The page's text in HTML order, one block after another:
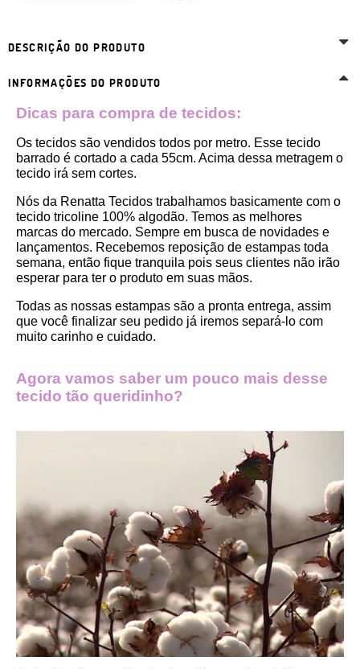
DESCRIÇÃO DO PRODUTO
INFORMAÇÕES DO PRODUTO
Dicas para compra de tecidos:
Os tecidos são vendidos todos por metro. Esse tecido
barrado é cortado a cada 55cm. Acima dessa metragem o
tecido irá sem cortes.
Nós da Renatta Tecidos trabalhamos basicamente com o
tecido tricoline 100% algodão. Temos as melhores
marcas do mercado. Sempre em busca de novidades e
lançamentos. Recebemos reposição de estampas toda
semana, então fique tranquila pois seus clientes não irão
esperar para ter o produto em suas mãos.
Todas as nossas estampas são a pronta entrega, assim
que você finalizar seu pedido já iremos separá-lo com
muito carinho e cuidado.
Agora vamos saber um pouco mais desse
tecido tão queridinho?